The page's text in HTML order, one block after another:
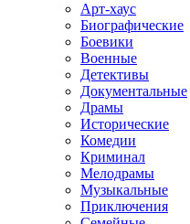
Арт-хаус
Биографические
Боевики
Военные
Детективы
Документальные
Драмы
Исторические
Комедии
Криминал
Мелодрамы
Музыкальные
Приключения